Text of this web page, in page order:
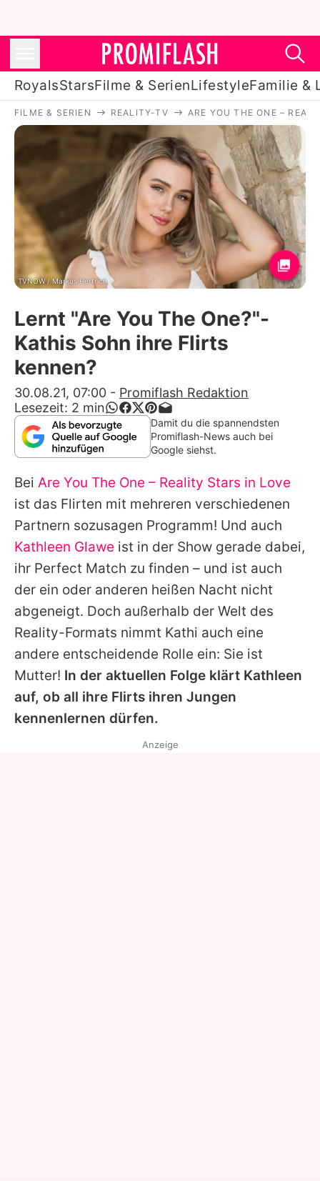
RoyalsStarsFilme & SerienLifestyleFamilie &
Royals
Stars
Filme & Serien
Lifestyle
Familie & Liebe
Promiflash Exklusiv
Alle Themen auf Promiflash
App runterladen
Team
Redaktionelle Richtlinien
Impressum
Datenschutzerklärung
Nutzungsbedingungen
Utiq verwalten
FILME & SERIEN REALITY-TV ARE YOU THE ONE –
TVNOW / Markus Hertrich
Lernt "Are You The One?"-
Kathis Sohn ihre Flirts
kennen?
30.08.21, 07:00 - Promiflash Redaktion
Lesezeit: 2 min
Damit du die spannendsten
Promiflash-News auch bei
Google siehst.
Bei Are You The One – Reality Stars in Love
ist das Flirten mit mehreren verschiedenen
Partnern sozusagen Programm! Und auch
Kathleen Glawe ist in der Show gerade dabei,
ihr Perfect Match zu finden – und ist auch
der ein oder anderen heißen Nacht nicht
abgeneigt. Doch außerhalb der Welt des
Reality-Formats nimmt Kathi auch eine
andere entscheidende Rolle ein: Sie ist
Mutter! In der aktuellen Folge klärt Kathleen
auf, ob all ihre Flirts ihren Jungen
kennenlernen dürfen.
Anzeige